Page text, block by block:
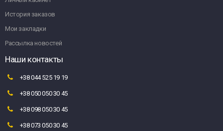
История заказов
Мои закладки
Рассылка новостей
Наши контакты
+38 044 525 19 19
+38 050 050 30 45
+38 098 050 30 45
+38 073 050 30 45